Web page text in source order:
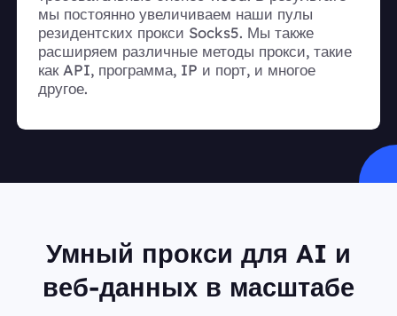
мы постоянно увеличиваем наши пулы
резидентских прокси Socks5. Мы также
расширяем различные методы прокси, такие
как API, программа, IP и порт, и многое
другое.
Умный прокси для AI и
веб-данных в масштабе